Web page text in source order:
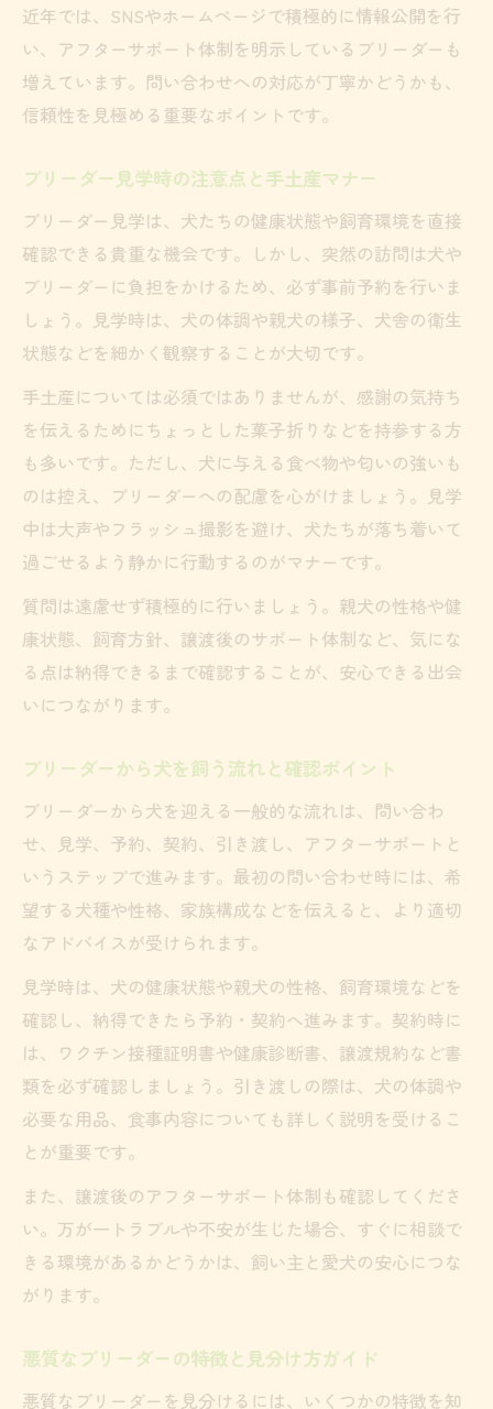
安心なお迎え後のブリーダーサポート活用
法
犬を飼う前に知るべきブリーダーの注意点
ブリーダーから犬を飼う際の注意点総まと
イス
見学時に必ず確認したい契約書の内容一覧
愛犬家が実践する理想のブリーダー探しガイド
理想のブリーダー探しで重視すべき基準と
は
ブリーダーから犬を飼う何ヶ月後のサポー
見学から購入までのブリーダー選び実践術
飼い主が安心できるブリーダー情報収集法
ブリーダー選びで失敗しない体験談と教訓
る
ブリーダー選びが犬との暮らしに与える影
響
飼い主と犬の信頼関係を深める選び方ポイ
ント
ブリーダーから犬を飼った後のケアが大切
幸せな犬ライフを叶えるブリーダーの選択
法
ブリーダー選びで長く続く安心を手に入れ
る
近年では、SNSやホームページで積極的に情報公開を行
い、アフターサポート体制を明示しているブリーダーも
増えています。問い合わせへの対応が丁寧かどうかも、
信頼性を見極める重要なポイントです。
ブリーダー見学時の注意点と手土産マナー
ブリーダー見学は、犬たちの健康状態や飼育環境を直接
確認できる貴重な機会です。しかし、突然の訪問は犬や
ブリーダーに負担をかけるため、必ず事前予約を行いま
しょう。見学時は、犬の体調や親犬の様子、犬舎の衛生
状態などを細かく観察することが大切です。
手土産については必須ではありませんが、感謝の気持ち
を伝えるためにちょっとした菓子折りなどを持参する方
も多いです。ただし、犬に与える食べ物や匂いの強いも
のは控え、ブリーダーへの配慮を心がけましょう。見学
中は大声やフラッシュ撮影を避け、犬たちが落ち着いて
過ごせるよう静かに行動するのがマナーです。
質問は遠慮せず積極的に行いましょう。親犬の性格や健
康状態、飼育方針、譲渡後のサポート体制など、気にな
る点は納得できるまで確認することが、安心できる出会
いにつながります。
ブリーダーから犬を飼う流れと確認ポイント
ブリーダーから犬を迎える一般的な流れは、問い合わ
せ、見学、予約、契約、引き渡し、アフターサポートと
いうステップで進みます。最初の問い合わせ時には、希
望する犬種や性格、家族構成などを伝えると、より適切
なアドバイスが受けられます。
見学時は、犬の健康状態や親犬の性格、飼育環境などを
確認し、納得できたら予約・契約へ進みます。契約時に
は、ワクチン接種証明書や健康診断書、譲渡規約など書
類を必ず確認しましょう。引き渡しの際は、犬の体調や
必要な用品、食事内容についても詳しく説明を受けるこ
とが重要です。
また、譲渡後のアフターサポート体制も確認してくださ
い。万が一トラブルや不安が生じた場合、すぐに相談で
きる環境があるかどうかは、飼い主と愛犬の安心につな
がります。
悪質なブリーダーの特徴と見分け方ガイド
悪質なブリーダーを見分けるには、いくつかの特徴を知